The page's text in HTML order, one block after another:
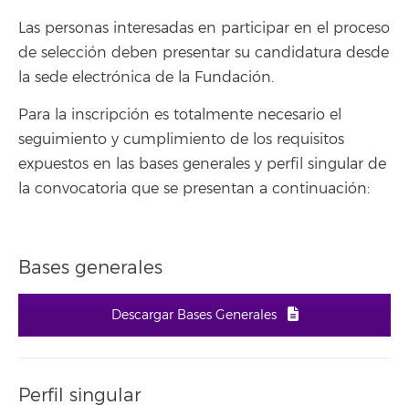
Las personas interesadas en participar en el proceso
de selección deben presentar su candidatura desde
la sede electrónica de la Fundación.
Para la inscripción es totalmente necesario el
seguimiento y cumplimiento de los requisitos
expuestos en las bases generales y perfil singular de
la convocatoria que se presentan a continuación:
Bases generales
Descargar Bases Generales
Perfil singular